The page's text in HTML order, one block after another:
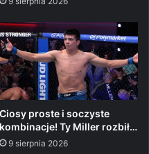
Ciosy proste i soczyste
kombinacje! Ty Miller rozbił…
9 sierpnia 2026